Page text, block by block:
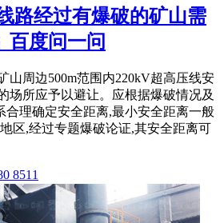
路经过有爆破的矿山需
百度问一问
山周边500m范围内220kV超高压线安
场所应予以避让。应根据爆破情况及
合理确定安全距离,最小安全距离一般
区,经过专题爆破论证,其安全距离可
8511